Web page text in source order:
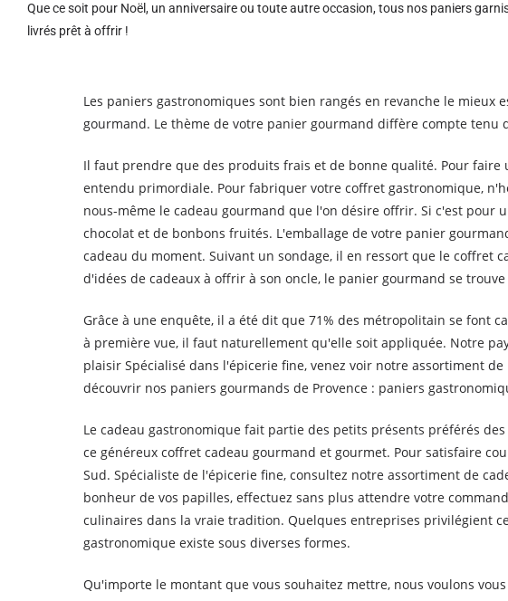
Que ce soit pour Noël, un anniversaire ou toute autre occasion, tous nos paniers
livrés prêt à offrir !
Les paniers gastronomiques sont bien rangés en revanche le mieux
gourmand. Le thème de votre panier gourmand diffère compte tenu
Il faut prendre que des produits frais et de bonne qualité. Pour
entendu primordiale. Pour fabriquer votre coffret gastronomique,
nous-même le cadeau gourmand que l'on désire offrir. Si c'est
chocolat et de bonbons fruités. L'emballage de votre panier
cadeau du moment. Suivant un sondage, il en ressort que le coffret
d'idées de cadeaux à offrir à son oncle, le panier gourmand se
Grâce à une enquête, il a été dit que 71% des métropolitain se font
à première vue, il faut naturellement qu'elle soit appliquée. Notre
plaisir Spécialisé dans l'épicerie fine, venez voir notre assortiment
découvrir nos paniers gourmands de Provence : paniers
Le cadeau gastronomique fait partie des petits présents préférés
ce généreux coffret cadeau gourmand et gourmet. Pour satisfaire
Sud. Spécialiste de l'épicerie fine, consultez notre assortiment de
bonheur de vos papilles, effectuez sans plus attendre votre
culinaires dans la vraie tradition. Quelques entreprises privilégient
gastronomique existe sous diverses formes.
Qu'importe le montant que vous souhaitez mettre, nous voulons